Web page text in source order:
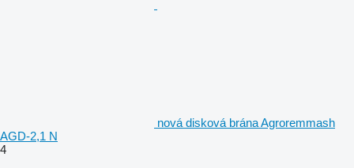
nová disková brána Agroremmash
AGD-2,1 N
4